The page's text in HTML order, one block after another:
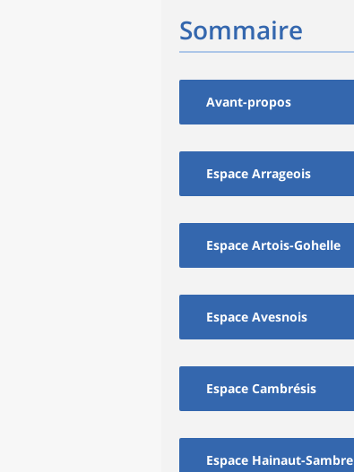
Sommaire
Avant-propos
Espace Arrageois
Espace Artois-Gohelle
Espace Avesnois
Espace Cambrésis
Espace Hainaut-Sambre